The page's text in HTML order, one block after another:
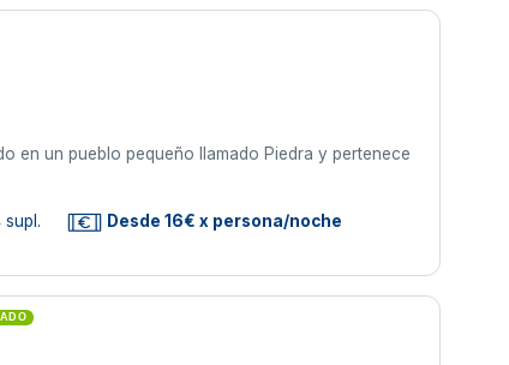
en un pueblo pequeño llamado Piedra y pertenece
supl. Desde 16€ x persona/noche